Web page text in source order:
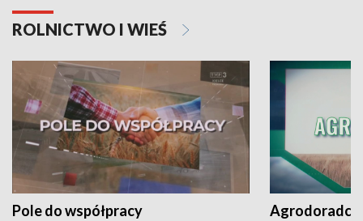
ROLNICTWO I WIEŚ
Pole do współpracy Agrodoradcy